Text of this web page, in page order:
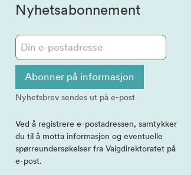
Nyhetsabonnement
Abonner på informasjon
Nyhetsbrev sendes ut på e-post
Ved å registrere e-postadressen, samtykker
du til å motta informasjon og eventuelle
spørreundersøkelser fra Valgdirektoratet på
e-post.